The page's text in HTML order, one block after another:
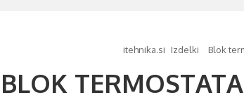
itehnika.si izdelki blok
BLOK TERMOSTATA